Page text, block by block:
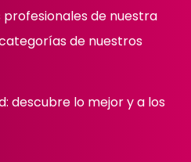
profesionales de nuestra
de nuestros
descubre lo mejor y a los